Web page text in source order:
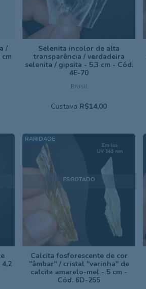
/
Brasil
Selenita incolor de alta
transparência / verdadeira
selenita / gipsita - 5,3 cm - Cód.
4E-70
Custava R$14,00
ESGOTADO
Calcita fosforescente de cor
"âmbar" / cristal "varinha" de
calcita amarelo-mel - 5 cm -
Cód. 6D-255